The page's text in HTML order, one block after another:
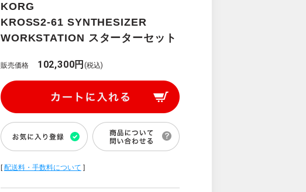
KORG
KROSS2-61 SYNTHESIZER
WORKSTATION スターターセット
販売価格 102,300円(税込)
[配送料・手数料について ]